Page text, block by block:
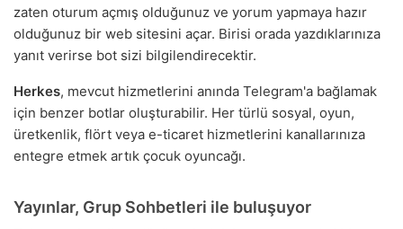
zaten oturum açmış olduğunuz ve yorum yapmaya hazır
olduğunuz bir web sitesini açar. Birisi orada yazdıklarınıza
yanıt verirse bot sizi bilgilendirecektir.
Herkes, mevcut hizmetlerini anında Telegram'a bağlamak
için benzer botlar oluşturabilir. Her türlü sosyal, oyun,
üretkenlik, flört veya e-ticaret hizmetlerini kanallarınıza
entegre etmek artık çocuk oyuncağı.
Yayınlar, Grup Sohbetleri ile buluşuyor